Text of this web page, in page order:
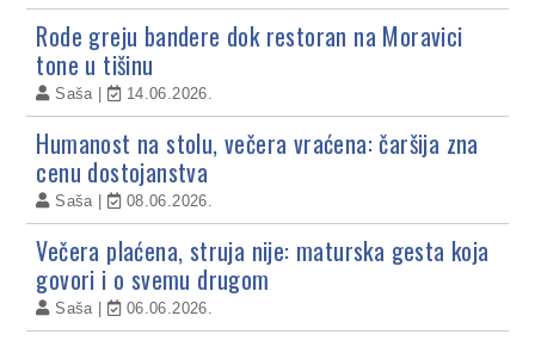
Rode greju bandere dok restoran na Moravici
tone u tišinu
Saša 14.06.2026.
Humanost na stolu, večera vraćena: čaršija zna
cenu dostojanstva
Saša 08.06.2026.
Večera plaćena, struja nije: maturska gesta koja
govori i o svemu drugom
Saša 06.06.2026.